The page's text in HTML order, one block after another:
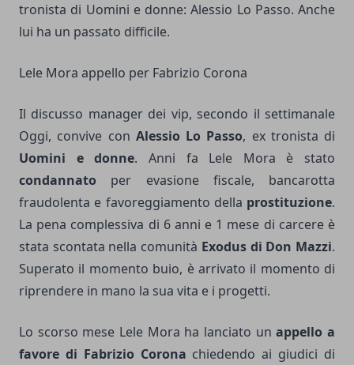
tronista di Uomini e donne: Alessio Lo Passo. Anche
lui ha un passato difficile.
Lele Mora appello per Fabrizio Corona
Il discusso manager dei vip, secondo il settimanale
Oggi, convive con Alessio Lo Passo, ex tronista di
Uomini e donne. Anni fa Lele Mora è stato
condannato per evasione fiscale, bancarotta
fraudolenta e favoreggiamento della prostituzione.
La pena complessiva di 6 anni e 1 mese di carcere è
stata scontata nella comunità Exodus di Don Mazzi.
Superato il momento buio, è arrivato il momento di
riprendere in mano la sua vita e i progetti.
Lo scorso mese Lele Mora ha lanciato unappello a
favore di Fabrizio Corona chiedendo ai giudici di